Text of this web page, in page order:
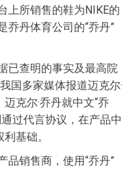
上所销售的鞋为NIKE的
乔丹体育公司的“乔丹”
已查明的事实及最高院
国多家媒体报道迈克尔·
克尔·乔丹就中文“乔
过代言协议，在产品中
基础。
品销售商，使用“乔丹”